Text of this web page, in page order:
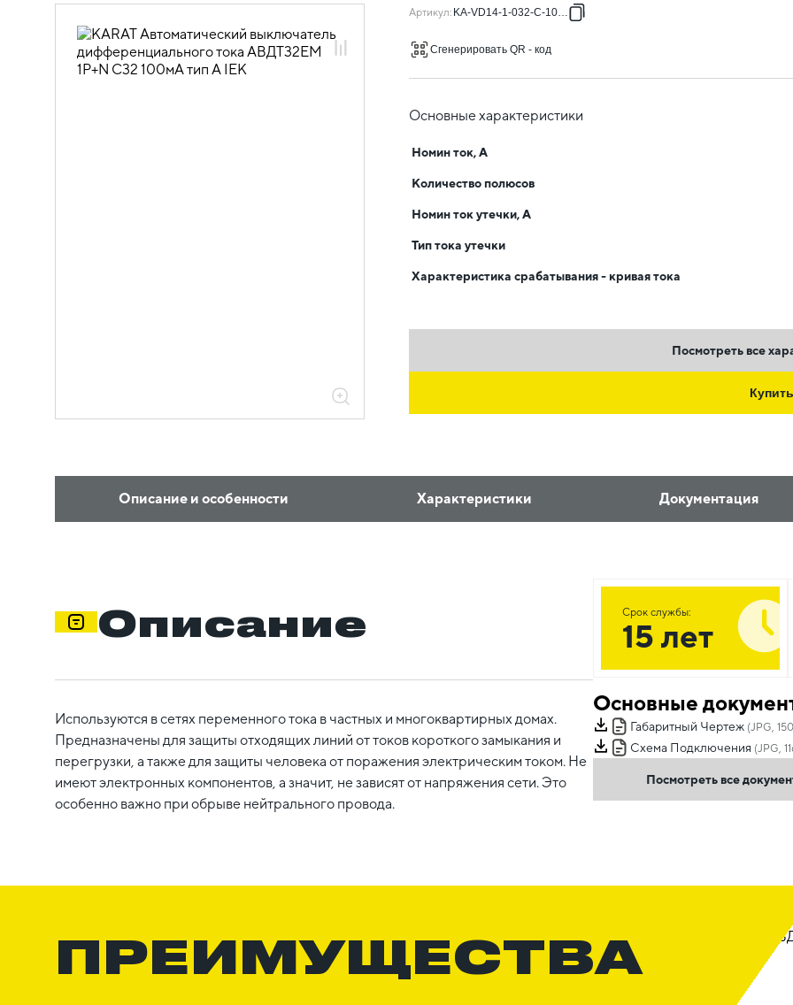
выключатели дифференциального
тока АВДТ
Артикул: KA-VD14-1-032-C-100-A
Сгенерировать QR - код
Основные характеристики
Номин ток, А
Количество полюсов
Номин ток утечки, А
Тип тока утечки
Характеристика срабатывания - кривая тока
Посмотреть все
Купить
Описание и особенности Характеристики Документация
Описание
Используются в сетях переменного тока в частных и многоквартирных домах.
Предназначены для защиты отходящих линий от токов короткого замыкания и
перегрузки, а также для защиты человека от поражения электрическим током. Не
имеют электронных компонентов, а значит, не зависят от напряжения сети. Это
особенно важно при обрыве нейтрального провода.
Срок службы:
15 лет
Основные
Габаритный Чертеж (JPG,
Схема Подключения (JPG,
Посмотреть все
ПРЕИМУЩЕСТВА